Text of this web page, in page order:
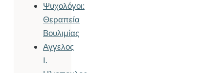
Ψυχολόγοι:
Θεραπεία
Βουλιμίας
Αγγελος
Ι.